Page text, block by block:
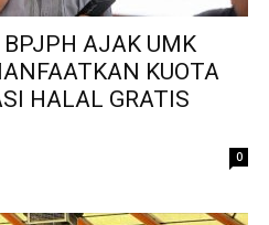
AJAK UMK
KUOTA
HALAL GRATIS
0